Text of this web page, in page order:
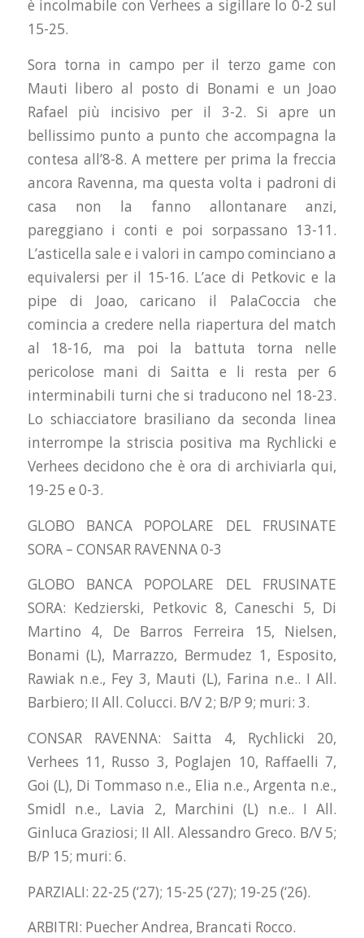
è incolmabile con Verhees a sigillare lo 0-2 sul
15-25.
Sora torna in campo per il terzo game con
Mauti libero al posto di Bonami e un Joao
Rafael più incisivo per il 3-2. Si apre un
bellissimo punto a punto che accompagna la
contesa all’8-8. A mettere per prima la freccia
ancora Ravenna, ma questa volta i padroni di
casa non la fanno allontanare anzi,
pareggiano i conti e poi sorpassano 13-11.
L’asticella sale e i valori in campo cominciano a
equivalersi per il 15-16. L’ace di Petkovic e la
pipe di Joao, caricano il PalaCoccia che
comincia a credere nella riapertura del match
al 18-16, ma poi la battuta torna nelle
pericolose mani di Saitta e li resta per 6
interminabili turni che si traducono nel 18-23.
Lo schiacciatore brasiliano da seconda linea
interrompe la striscia positiva ma Rychlicki e
Verhees decidono che è ora di archiviarla qui,
19-25 e 0-3.
GLOBO BANCA POPOLARE DEL FRUSINATE
SORA – CONSAR RAVENNA 0-3
GLOBO BANCA POPOLARE DEL FRUSINATE
SORA: Kedzierski, Petkovic 8, Caneschi 5, Di
Martino 4, De Barros Ferreira 15, Nielsen,
Bonami (L), Marrazzo, Bermudez 1, Esposito,
Rawiak n.e., Fey 3, Mauti (L), Farina n.e.. I All.
Barbiero; II All. Colucci. B/V 2; B/P 9; muri: 3.
CONSAR RAVENNA: Saitta 4, Rychlicki 20,
Verhees 11, Russo 3, Poglajen 10, Raffaelli 7,
Goi (L), Di Tommaso n.e., Elia n.e., Argenta n.e.,
Smidl n.e., Lavia 2, Marchini (L) n.e.. I All.
Ginluca Graziosi; II All. Alessandro Greco. B/V 5;
B/P 15; muri: 6.
PARZIALI: 22-25 (‘27); 15-25 (‘27); 19-25 (‘26).
ARBITRI: Puecher Andrea, Brancati Rocco.